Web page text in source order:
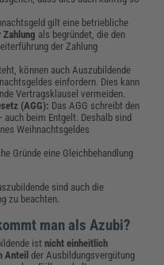
gilt eine betriebliche
als begründet, die den
der Zahlung
können auch Auszubildende
einfordern. Dies kann
Vertragsklausel vermeiden.
(AGG): Das AGG schreibt den
beim Entgelt. Deshalb sind
Weihnachtsgeldes
Gründe eine Gleichbehandlung
sind auch die
zu beachten.
man als Azubi?
istnicht einheitlich
Anteil der Ausbildungsvergütung